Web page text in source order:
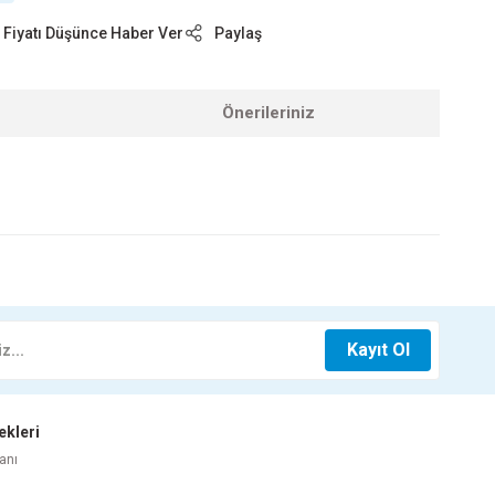
Fiyatı Düşünce Haber Ver Paylaş
Önerileriniz
MDF FIRTINA GRİ 18X210X280
Kayıt Ol